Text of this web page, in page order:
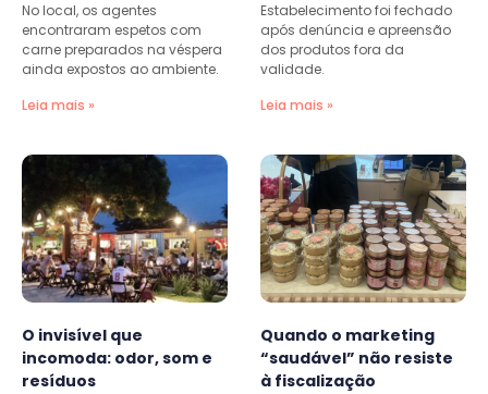
No local, os agentes
encontraram espetos com
carne preparados na véspera
ainda expostos ao ambiente.
Leia mais »
Estabelecimento foi fechado
após denúncia e apreensão
dos produtos fora da
validade.
Leia mais »
O invisível que
incomoda: odor, som e
resíduos
Quando o marketing
“saudável” não resiste
à fiscalização